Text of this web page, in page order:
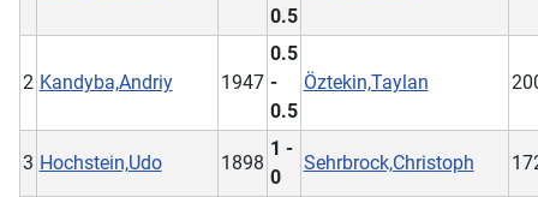
0.5
2 Kandyba,Andriy 1947
0.5
-
0.5
Öztekin,Taylan
3 Hochstein,Udo 1898
1 -
0
Sehrbrock,Christoph